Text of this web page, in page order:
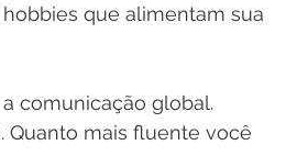
que alimentam sua
comunicação global.
Quanto mais fluente você